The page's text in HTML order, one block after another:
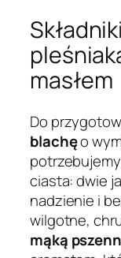
masłem
Do
blachęo
ciasta: dwie
nadzienie i
wilgotne,
mąką